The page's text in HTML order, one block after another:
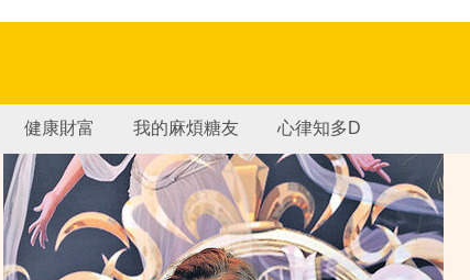
健康財富 我的麻煩糖友 心律知多D